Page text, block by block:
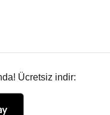
Ücretsiz indir: